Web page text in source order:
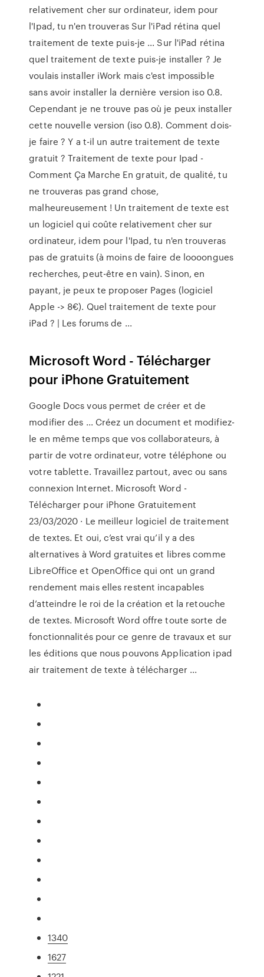
relativement cher sur ordinateur, idem pour
l'Ipad, tu n'en trouveras Sur l'iPad rétina quel
traitement de texte puis-je ... Sur l'iPad rétina
quel traitement de texte puis-je installer ? Je
voulais installer iWork mais c'est impossible
sans avoir installer la dernière version iso 0.8.
Cependant je ne trouve pas où je peux installer
cette nouvelle version (iso 0.8). Comment dois-
je faire ? Y a t-il un autre traitement de texte
gratuit ? Traitement de texte pour Ipad -
Comment Ça Marche En gratuit, de qualité, tu
ne trouveras pas grand chose,
malheureusement ! Un traitement de texte est
un logiciel qui coûte relativement cher sur
ordinateur, idem pour l'Ipad, tu n'en trouveras
pas de gratuits (à moins de faire de loooongues
recherches, peut-être en vain). Sinon, en
payant, je peux te proposer Pages (logiciel
Apple -> 8€). Quel traitement de texte pour
iPad ? | Les forums de ...
Microsoft Word - Télécharger
pour iPhone Gratuitement
Google Docs vous permet de créer et de
modifier des ... Créez un document et modifiez-
le en même temps que vos collaborateurs, à
partir de votre ordinateur, votre téléphone ou
votre tablette. Travaillez partout, avec ou sans
connexion Internet. Microsoft Word -
Télécharger pour iPhone Gratuitement
23/03/2020 · Le meilleur logiciel de traitement
de textes. Et oui, c’est vrai qu’il y a des
alternatives à Word gratuites et libres comme
LibreOffice et OpenOffice qui ont un grand
rendement mais elles restent incapables
d’atteindre le roi de la création et la retouche
de textes. Microsoft Word offre toute sorte de
fonctionnalités pour ce genre de travaux et sur
les éditions que nous pouvons Application ipad
air traitement de texte à télécharger ...
1340
1627